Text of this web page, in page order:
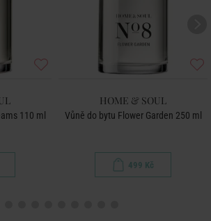
110 ml
HOME & SOUL
Vůně do bytu Flower Garden 250 ml
499 Kč